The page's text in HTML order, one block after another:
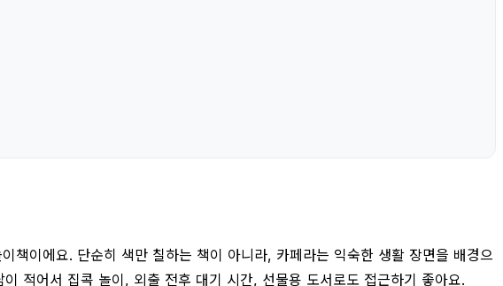
책이에요. 단순히 색만 칠하는 책이 아니라, 카페라는 익숙한 생활 장면을 배경으
적어서 집콕 놀이, 외출 전후 대기 시간, 선물용 도서로도 접근하기 좋아요.